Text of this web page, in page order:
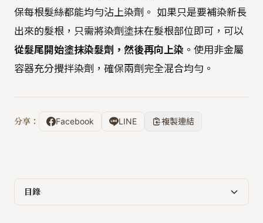
保每根髮絲都能均勻沾上染劑。 如果只是要補染新長
出來的髮根，只需將染劑塗抹在髮根部位即可，可以
從髮尾開始塗抹染髮劑，然後再向上染 。使用非金屬
容器充分攪拌染劑，確保兩劑完全混合均勻。
分享： Facebook LINE 複製連結
目錄